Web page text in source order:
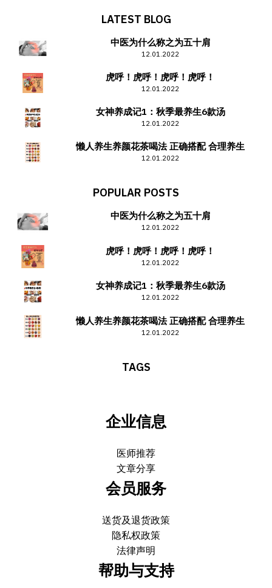
LATEST BLOG
中医为什么称之为五十肩
12.01.2022
虎呼！虎呼！虎呼！虎呼！
12.01.2022
女神养成记1：秋季最养生6款汤
12.01.2022
懒人养生养颜花茶喝法 正确搭配 合理养生
12.01.2022
POPULAR POSTS
中医为什么称之为五十肩
12.01.2022
虎呼！虎呼！虎呼！虎呼！
12.01.2022
女神养成记1：秋季最养生6款汤
12.01.2022
懒人养生养颜花茶喝法 正确搭配 合理养生
12.01.2022
TAGS
企业信息
医师推荐
文章分享
会员服务
送货及退货政策
隐私权政策
法律声明
帮助与支持